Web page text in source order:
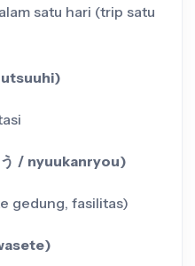
satu hari (trip satu
う / nyuukanryou)
gedung, fasilitas)